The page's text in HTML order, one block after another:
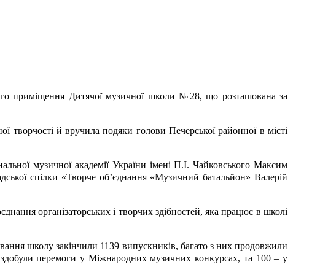
приміщення Дитячої музичної школи №28, що розташована за
творчості й вручила подяки голови Печерської районної в місті
музичної академії України імені П.І. Чайковського Максим
спілки «Творче об’єднання «Музичний батальйон» Валерій
організаторських і творчих здібностей, яка працює в школі
школу закінчили 1139 випускників, багато з них продовжили
перемоги у Міжнародних музичних конкурсах, та 100 – у